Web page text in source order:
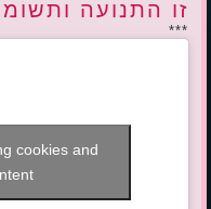
זו התנועה
***
cookies and